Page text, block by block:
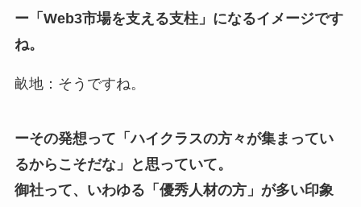
ー「Web3市場を支える支柱」になるイメージです
ね。
畝地：そうですね。
ーその発想って「ハイクラスの方々が集まってい
るからこそだな」と思っていて。
御社って、いわゆる「優秀人材の方」が多い印象